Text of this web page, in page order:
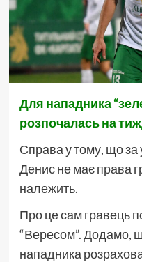
Для нападника
розпочалась на
Справа у тому, що за
Денис не має права
належить.
Про це сам гравець
“Вересом”. Додамо,
нападника